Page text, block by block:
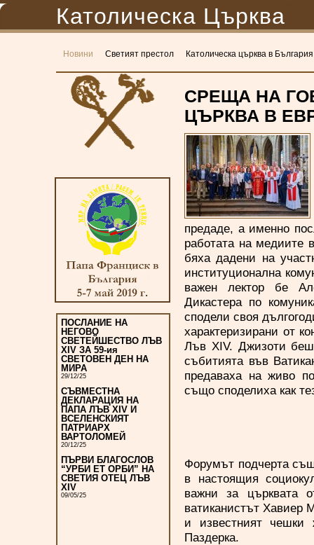
Католическа Църква
Новини Светият престол Католическа църква в България
ПОСЛАНИЕ НА
НЕГОВО
СВЕТЕЙШЕСТВО ЛЪВ
XIV ЗА 59-ия
СВЕТОВЕН ДЕН НА
МИРА
29/12/25
СЪВМЕСТНА
ДЕКЛАРАЦИЯ НА
ПАПА ЛЪВ XIV И
ВСЕЛЕНСКИЯТ
ПАТРИАРХ
ВАРТОЛОМЕЙ
20/12/25
ПЪРВИ БЛАГОСЛОВ
“УРБИ ЕТ ОРБИ” НА
СВЕТИЯ ОТЕЦ ЛЪВ
XIV
09/05/25
СРЕЩА НА
ЦЪРКВА В
предаде, а именно
работата на медиите
бяха дадени на
институционална
важен лектор бе
Дикастера по
сподели своя
характеризирани от
Лъв XIV. Джизоти
събитията във
предаваха на живо
също споделиха как
Форумът подчерта
в настоящия
важни за църквата
ватиканистът Хавиер
и известният
Паздерка.